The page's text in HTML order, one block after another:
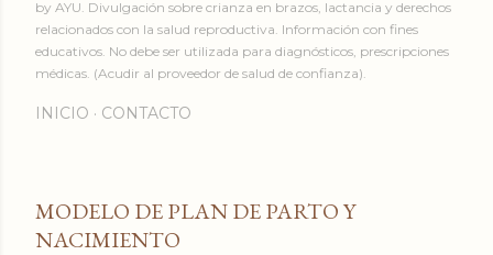
by AYU. Divulgación sobre crianza en brazos, lactancia y derechos
relacionados con la salud reproductiva. Información con fines
educativos. No debe ser utilizada para diagnósticos, prescripciones
médicas. (Acudir al proveedor de salud de confianza).
INICIO CONTACTO
MODELO DE PLAN DE PARTO Y
NACIMIENTO